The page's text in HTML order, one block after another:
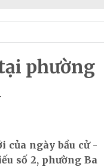
phường
của ngày bầu cử -
số 2, phường Ba